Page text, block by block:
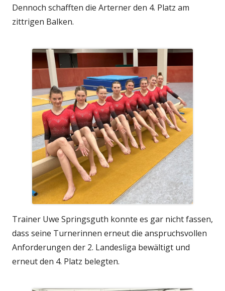
Dennoch schafften die Arterner den 4. Platz am
zittrigen Balken.
Trainer Uwe Springsguth konnte es gar nicht fassen,
dass seine Turnerinnen erneut die anspruchsvollen
Anforderungen der 2. Landesliga bewältigt und
erneut den 4. Platz belegten.